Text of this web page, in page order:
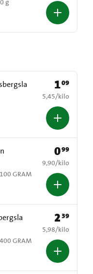
g
Prijs: € 1,09
109
€ 5,45 per kilo
5,45/kilo
GRAM
Prijs: € 0,99
099
€ 9,90 per kilo
9,90/kilo
GRAM
Prijs: € 2,39
239
€ 5,98 per kilo
5,98/kilo